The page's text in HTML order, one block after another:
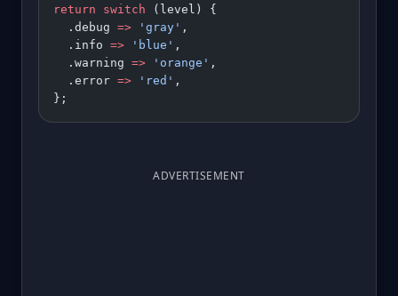
return switch (level) {
  .debug
=> 'gray' ,
  .info
=> 'blue' ,
  .warning
=> 'orange' ,
  .error
=> 'red' ,
};
ADVERTISEMENT